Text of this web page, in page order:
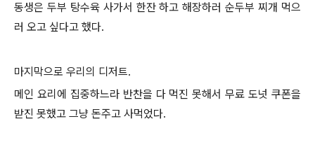
동생은 두부 탕수육 사가서 한잔 하고 해장하러 순두부 찌개 먹으
러 오고 싶다고 했다.
마지막으로 우리의 디저트.
메인 요리에 집중하느라 반찬을 다 먹진 못해서 무료 도넛 쿠폰을
받진 못했고 그냥 돈주고 사먹었다.